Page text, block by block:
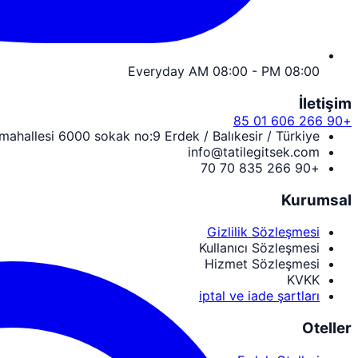
+90 266 606 01 85
Everyday AM 08:00 - PM 08:00
İletişim
6000 sokak no:9 Erdek / Balıkesir / Türkiye
info@tatilegitsek.com
+90 266 835 70 70
Kurumsal
Gizlilik Sözleşmesi
Kullanıcı Sözleşmesi
Hizmet Sözleşmesi
KVKK
iptal ve iade şartları
Oteller